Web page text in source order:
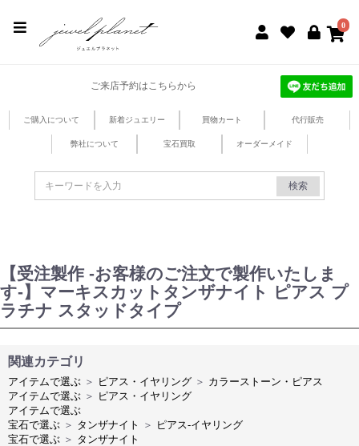
0
ご来店予約はこちらから
ご購入について 新着ジュエリー 買物カート 代行販売
弊社について 宝石買取 オーダーメイド
検索
【受注製作 -お客様のご注文で製作いたしま
す-】マーキスカットタンザナイト ピアス プ
ラチナ スタッドタイプ
関連カテゴリ
アイテムで選ぶ ＞ ピアス・イヤリング ＞ カラーストーン・ピアス
アイテムで選ぶ ＞ ピアス・イヤリング
アイテムで選ぶ
宝石で選ぶ ＞ タンザナイト ＞ ピアス-イヤリング
宝石で選ぶ ＞ タンザナイト